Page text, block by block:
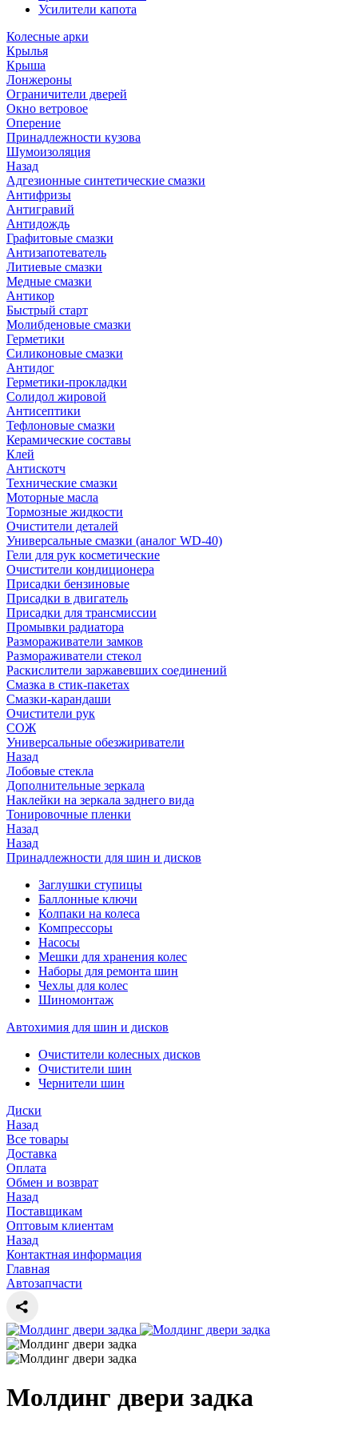
Усилители капота
Колесные арки
Крылья
Крыша
Лонжероны
Ограничители дверей
Окно ветровое
Оперение
Принадлежности кузова
Шумоизоляция
Назад
Адгезионные синтетические смазки
Антифризы
Антигравий
Антидождь
Графитовые смазки
Антизапотеватель
Литиевые смазки
Медные смазки
Антикор
Быстрый старт
Молибденовые смазки
Герметики
Силиконовые смазки
Антидог
Герметики-прокладки
Солидол жировой
Антисептики
Тефлоновые смазки
Керамические составы
Клей
Антискотч
Технические смазки
Моторные масла
Тормозные жидкости
Очистители деталей
Универсальные смазки (аналог WD-40)
Гели для рук косметические
Очистители кондиционера
Присадки бензиновые
Присадки в двигатель
Присадки для трансмиссии
Промывки радиатора
Размораживатели замков
Размораживатели стекол
Раскислители заржавевших соединений
Смазка в стик-пакетах
Смазки-карандаши
Очистители рук
СОЖ
Универсальные обезжириватели
Назад
Лобовые стекла
Дополнительные зеркала
Наклейки на зеркала заднего вида
Тонировочные пленки
Назад
Назад
Принадлежности для шин и дисков
Заглушки ступицы
Баллонные ключи
Колпаки на колеса
Компрессоры
Насосы
Мешки для хранения колес
Наборы для ремонта шин
Чехлы для колес
Шиномонтаж
Автохимия для шин и дисков
Очистители колесных дисков
Очистители шин
Чернители шин
Диски
Назад
Все товары
Доставка
Оплата
Обмен и возврат
Назад
Поставщикам
Оптовым клиентам
Назад
Контактная информация
Главная
Автозапчасти
Молдинг двери задка